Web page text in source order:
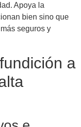
Apoya la
bien sino que
seguros y
a